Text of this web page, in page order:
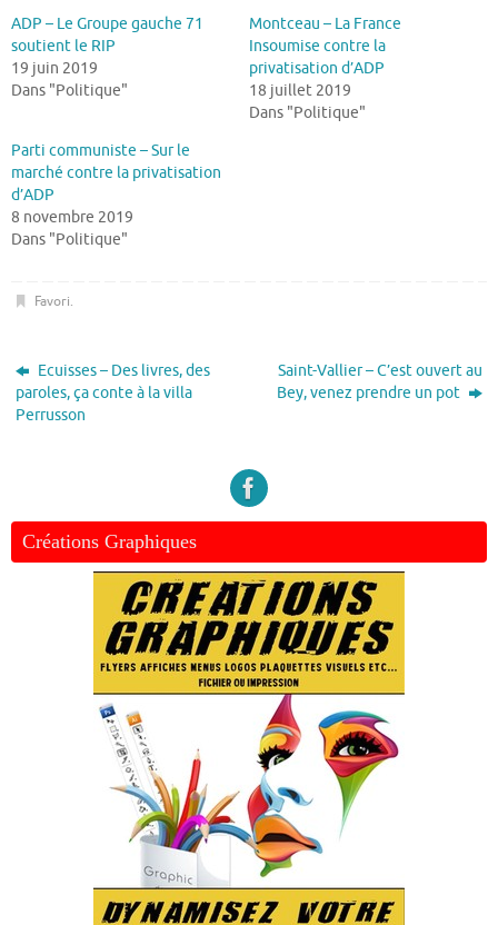
ADP – Le Groupe gauche 71
soutient le RIP
19 juin 2019
Dans "Politique"
Montceau – La France
Insoumise contre la
privatisation d’ADP
18 juillet 2019
Dans "Politique"
Parti communiste – Sur le
marché contre la privatisation
d’ADP
8 novembre 2019
Dans "Politique"
Favori.
Ecuisses – Des livres, des
paroles, ça conte à la villa
Perrusson
Saint-Vallier – C’est ouvert au
Bey, venez prendre un pot
Créations Graphiques